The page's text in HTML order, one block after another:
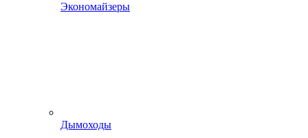
Экономайзеры
Дымоходы